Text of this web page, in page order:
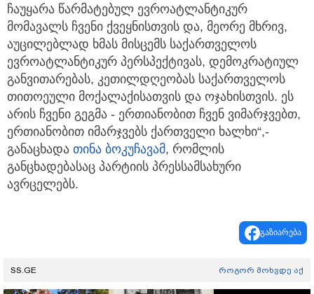
ჩაუყარა წარმატებულ ევროატლანტიკურ
მომავალს ჩვენი ქვეყნისთვის და, მეორე მხრივ,
აუცილებლად ხმას მისცემს საქართველოს
ევროატლანტიკურ პერსპექტივას, დემოკრატიულ
განვითარებას, კეთილდღეობას საქართველოს
თითოეული მოქალაქისათვის და ოჯახისთვის. ეს
არის ჩვენი გეგმა - ერთიანობით ჩვენ ვიმარჯვებთ,
ერთიანობით იმარჯვებს ქართველი ხალხი“,-
განაცხადა თინა ბოკუჩავამ, რომლის
განცხადებასაც პარტიის პრესსამსახური
ავრცელებს.
გაზიარება
SS.GE როგორ მოხვდე აქ